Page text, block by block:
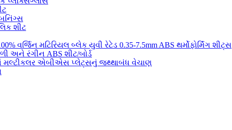
શીટ
વર્જિન મટિરિયલ બ્લેક યુવી રેટેડ 0.35-7.5mm ABS થર્મોફોર્મિંગ શીટ્સ
અને રંગીન ABS શીટ/બોર્ડ
મલ્ટીકલર એબીએસ પ્લેટ્સનું જથ્થાબંધ વેચાણ